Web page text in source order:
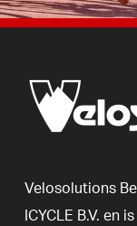
Velosolutions
ICYCLE B.V. en is